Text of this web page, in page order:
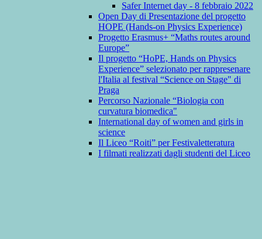
Safer Internet day - 8 febbraio 2022
Open Day di Presentazione del progetto
HOPE (Hands-on Physics Experience)
Progetto Erasmus+ “Maths routes around
Europe”
Il progetto “HoPE, Hands on Physics
Experience” selezionato per rappresenare
l'Italia al festival “Science on Stage" di
Praga
Percorso Nazionale “Biologia con
curvatura biomedica"
International day of women and girls in
science
Il Liceo “Roiti” per Festivaletteratura
I filmati realizzati dagli studenti del Liceo